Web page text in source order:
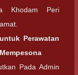
Khodam Peri
Perawatan
Pada Admin